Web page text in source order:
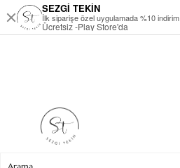
SEZGİ TEKİN
İlk siparişe özel uygulamada %10 indirim
Ücretsiz -Play Store'da